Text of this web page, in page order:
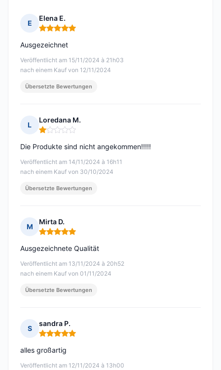
E
Elena E.
Hinweis: 5 von 5
Veröffentlicht am 15/11/2024 à 21h03
nach einem Kauf von 12/11/2024
Ausgezeichnet
Übersetzte Bewertungen
L
Loredana M.
Hinweis: 1 von 5
Veröffentlicht am 14/11/2024 à 16h11
nach einem Kauf von 30/10/2024
Die Produkte sind nicht angekommen!!!!!
Übersetzte Bewertungen
M
Mirta D.
Hinweis: 5 von 5
Veröffentlicht am 13/11/2024 à 20h52
nach einem Kauf von 01/11/2024
Ausgezeichnete Qualität
Übersetzte Bewertungen
S
sandra P.
Hinweis: 5 von 5
Veröffentlicht am 12/11/2024 à 13h00
alles großartig